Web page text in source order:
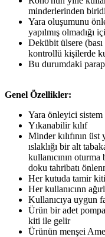
minderlerinden
Yara oluşumunu
yapılmış olmadığı
Dekübit ülsere
kontrollü kişilerde
Bu durumdaki
Genel Özellikler:
Yara önleyici sistem
Yıkanabilir kılıf
Minder kılıfının
ıslaklığı bir alt
kullanıcının
doku tahribatı
Her kutuda tamir
Her kullanıcınn
Kullanıcıya uygun
Ürün bir adet
kiti ile gelir
Ürünün menşei